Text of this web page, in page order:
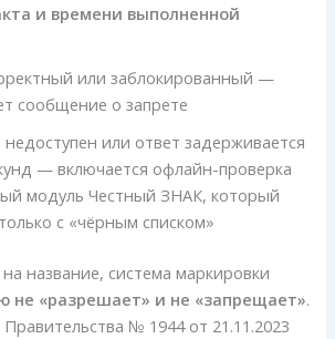
и времени выполненной
или заблокированный —
сообщение о запрете
недоступен или ответ задерживается
— включается офлайн-проверка
модуль Честный ЗНАК, который
с «чёрным списком»
название, система маркировки
не «разрешает» и не «запрещает».
№ 1944 от 21.11.2023